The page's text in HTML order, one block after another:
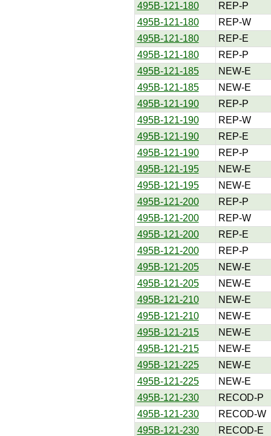
495B-121-180
REP-P
495B-121-180
REP-W
495B-121-180
REP-E
495B-121-180
REP-P
495B-121-185
NEW-E
495B-121-185
NEW-E
495B-121-190
REP-P
495B-121-190
REP-W
495B-121-190
REP-E
495B-121-190
REP-P
495B-121-195
NEW-E
495B-121-195
NEW-E
495B-121-200
REP-P
495B-121-200
REP-W
495B-121-200
REP-E
495B-121-200
REP-P
495B-121-205
NEW-E
495B-121-205
NEW-E
495B-121-210
NEW-E
495B-121-210
NEW-E
495B-121-215
NEW-E
495B-121-215
NEW-E
495B-121-225
NEW-E
495B-121-225
NEW-E
495B-121-230
RECOD-P
495B-121-230
RECOD-W
495B-121-230
RECOD-E